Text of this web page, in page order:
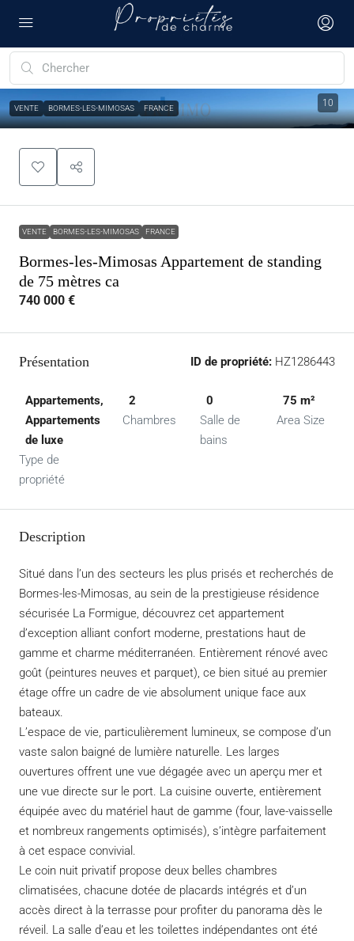
10
VENTE BORMES-LES-MIMOSAS FRANCE
VENTE BORMES-LES-MIMOSAS FRANCE
Bormes-les-Mimosas Appartement de standing
de 75 mètres ca
740 000 €
Présentation ID de propriété: HZ1286443
Appartements,
Appartements
de luxe
Type de
propriété
2
Chambres
0
Salle de
bains
75 m²
Area Size
Description
Situé dans l’un des secteurs les plus prisés et recherchés de
Bormes-les-Mimosas, au sein de la prestigieuse résidence
sécurisée La Formigue, découvrez cet appartement
d’exception alliant confort moderne, prestations haut de
gamme et charme méditerranéen. Entièrement rénové avec
goût (peintures neuves et parquet), ce bien situé au premier
étage offre un cadre de vie absolument unique face aux
bateaux.
L’espace de vie, particulièrement lumineux, se compose d’un
vaste salon baigné de lumière naturelle. Les larges
ouvertures offrent une vue dégagée avec un aperçu mer et
une vue directe sur le port. La cuisine ouverte, entièrement
équipée avec du matériel haut de gamme (four, lave-vaisselle
et nombreux rangements optimisés), s’intègre parfaitement
à cet espace convivial.
Le coin nuit privatif propose deux belles chambres
climatisées, chacune dotée de placards intégrés et d’un
accès direct à la terrasse pour profiter du panorama dès le
réveil. La salle d’eau et les toilettes indépendantes ont été